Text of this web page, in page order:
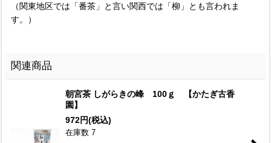
（関東地区では「番茶」と言い関西では「柳」とも言われま
す。）
関連商品
朝宮茶 しがらきの峰 100ｇ 【かたぎ古香
園】
972円(税込)
在庫数 7